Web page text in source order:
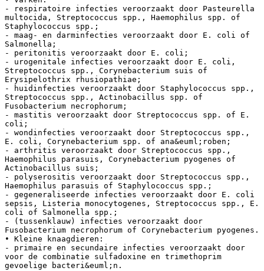
- respiratoire infecties veroorzaakt door Pasteurella
multocida, Streptococcus spp., Haemophilus spp. of
Staphylococcus spp.;
- maag- en darminfecties veroorzaakt door E. coli of
Salmonella;
- peritonitis veroorzaakt door E. coli;
- urogenitale infecties veroorzaakt door E. coli,
Streptococcus spp., Corynebacterium suis of
Erysipelothrix rhusiopathiae;
- huidinfecties veroorzaakt door Staphylococcus spp.,
Streptococcus spp., Actinobacillus spp. of
Fusobacterium necrophorum;
- mastitis veroorzaakt door Streptococcus spp. of E.
coli;
- wondinfecties veroorzaakt door Streptococcus spp.,
E. coli, Corynebacterium spp. of ana&euml;roben;
- arthritis veroorzaakt door Streptococcus spp.,
Haemophilus parasuis, Corynebacterium pyogenes of
Actinobacillus suis;
- polyserositis veroorzaakt door Streptococcus spp.,
Haemophilus parasuis of Staphylococcus spp.;
- gegeneraliseerde infecties veroorzaakt door E. coli
sepsis, Listeria monocytogenes, Streptococcus spp., E.
coli of Salmonella spp.;
- (tussenklauw) infecties veroorzaakt door
Fusobacterium necrophorum of Corynebacterium pyogenes.
• Kleine knaagdieren:
- primaire en secundaire infecties veroorzaakt door
voor de combinatie sulfadoxine en trimethoprim
gevoelige bacteri&euml;n.